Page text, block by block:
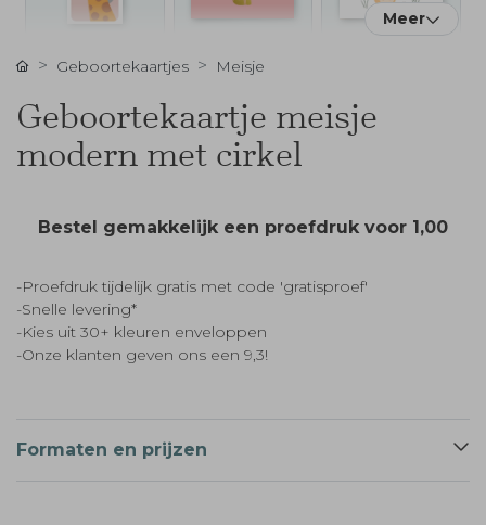
Meer
Geboortekaartjes Meisje
Geboortekaartje meisje
modern met cirkel
Bestel gemakkelijk een proefdruk voor 1,00
-Proefdruk tijdelijk gratis met code 'gratisproef'
-Snelle levering*
-Kies uit 30+ kleuren enveloppen
-Onze klanten geven ons een 9,3!
Formaten en prijzen